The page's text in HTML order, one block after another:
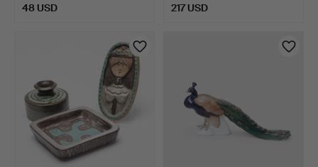
48 USD 217 USD